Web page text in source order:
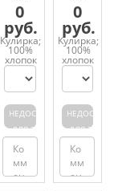
0
руб.
Кулирка;
100%
хлопок
НЕДОСТУПЕН
ДЛЯ ЗАКАЗА
0
руб.
Кулирка;
100%
хлопок
ДЛЯ